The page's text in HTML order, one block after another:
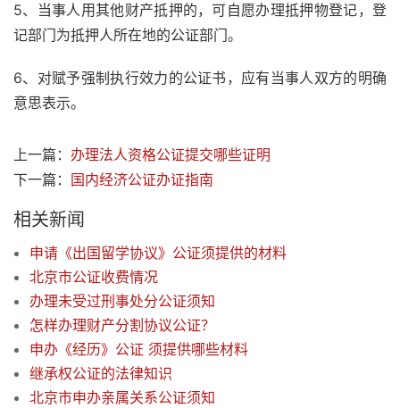
5、当事人用其他财产抵押的，可自愿办理抵押物登记，登
记部门为抵押人所在地的公证部门。
6、对赋予强制执行效力的公证书，应有当事人双方的明确
意思表示。
上一篇： 办理法人资格公证提交哪些证明
下一篇： 国内经济公证办证指南
相关新闻
申请《出国留学协议》公证须提供的材料
北京市公证收费情况
办理未受过刑事处分公证须知
怎样办理财产分割协议公证？
申办《经历》公证 须提供哪些材料
继承权公证的法律知识
北京市申办亲属关系公证须知